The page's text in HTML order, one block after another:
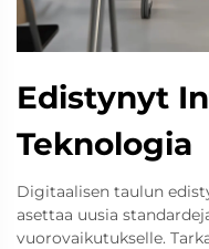
Edistynyt
Teknologia
Digitaalisen taulun
asettaa uusia
vuorovaikutukselle.